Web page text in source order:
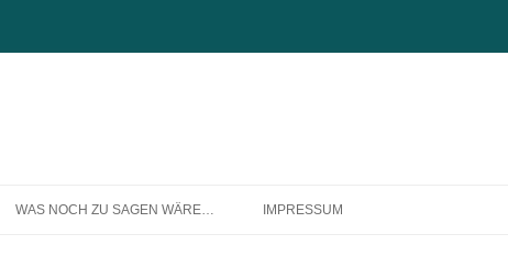
WAS NOCH ZU SAGEN WÄRE… IMPRESSUM